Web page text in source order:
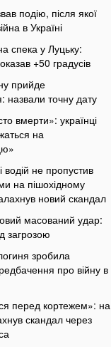
подію, після якої
в Україні
спека у Луцьку:
+50 градусів
прийде
назвали точну дату
вмерти»: українці
на
водій не пропустив
на пішохідному
новий скандал
масований удар:
загрозою
зробила
про війну в
перед кортежем»: на
скандал через